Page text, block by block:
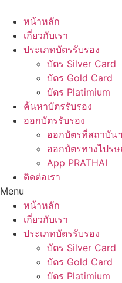
content
หน้าหลัก
เกี่ยวกับเรา
ประเภทบัตรรับรอง
บัตร Silver Card
บัตร Gold Card
บัตร Platimium
ค้นหาบัตรรับรอง
ออกบัตรรับรอง
ออกบัตรที่สถาบันฯ
ออกบัตรทางไปร
App PRATHAI
ติดต่อเรา
Menu
หน้าหลัก
เกี่ยวกับเรา
ประเภทบัตรรับรอง
บัตร Silver Card
บัตร Gold Card
บัตร Platimium